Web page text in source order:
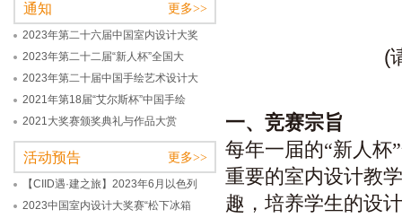
通知 更多>>
2023年第二十六届中国室内设计大奖
2023年第二十二届“新人杯”全国大
2023年第二十届中国手绘艺术设计大
2021年第18届“艾尔斯杯”中国手绘
2021大奖赛颁奖典礼与作品大赏
活动预告 更多>>
【CIID遇·建之旅】2023年6月以色列
2023中国室内设计大奖赛“松下冰箱
(
一、竞赛宗旨
每年一届的“新人杯
重要的室内设计教
趣，培养学生的设